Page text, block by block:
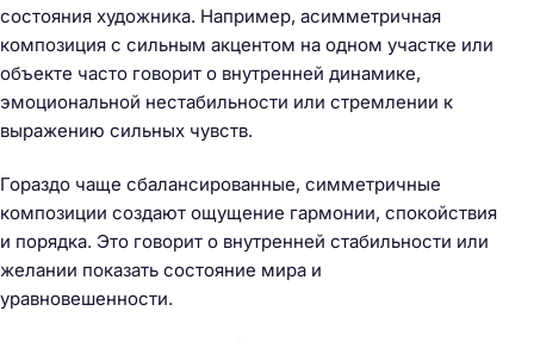
состояния художника. Например, асимметричная
композиция с сильным акцентом на одном участке или
объекте часто говорит о внутренней динамике,
эмоциональной нестабильности или стремлении к
выражению сильных чувств.
Гораздо чаще сбалансированные, симметричные
композиции создают ощущение гармонии, спокойствия
и порядка. Это говорит о внутренней стабильности или
желании показать состояние мира и
уравновешенности.